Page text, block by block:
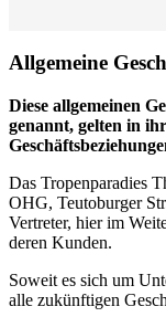
Allgemeine
Diese allgemeinen
genannt, gelten in
Das Tropenparadies
OHG, Teutoburger
Vertreter, hier im
deren Kunden.
Soweit es sich um
alle zukünftigen